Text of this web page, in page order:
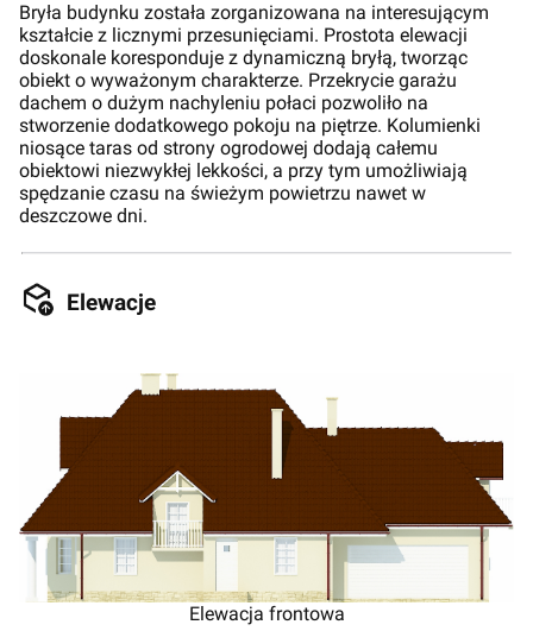
Bryła budynku została zorganizowana na interesującym
kształcie z licznymi przesunięciami. Prostota elewacji
doskonale koresponduje z dynamiczną bryłą, tworząc
obiekt o wyważonym charakterze. Przekrycie garażu
dachem o dużym nachyleniu połaci pozwoliło na
stworzenie dodatkowego pokoju na piętrze. Kolumienki
niosące taras od strony ogrodowej dodają całemu
obiektowi niezwykłej lekkości, a przy tym umożliwiają
spędzanie czasu na świeżym powietrzu nawet w
deszczowe dni.
Elewacje
Elewacja frontowa